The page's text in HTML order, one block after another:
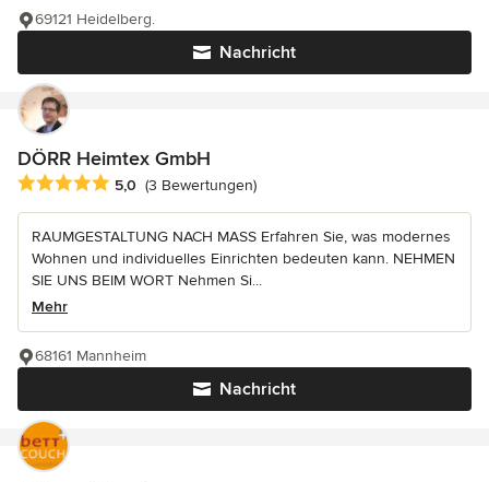
Nachricht
69121 Heidelberg.
DÖRR Heimtex GmbH
Durchschnittliche Bewertung: 5 von 5 Sternen
5,0 (3 Bewertungen)
RAUMGESTALTUNG NACH MASS Erfahren Sie, was modernes
Wohnen und individuelles Einrichten bedeuten kann. NEHMEN
SIE UNS BEIM WORT Nehmen Si...
Mehr
Nachricht
68161 Mannheim